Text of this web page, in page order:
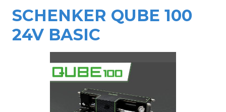
SCHENKER QUBE 100
24V BASIC